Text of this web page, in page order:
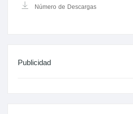
Número de Descargas
Publicidad